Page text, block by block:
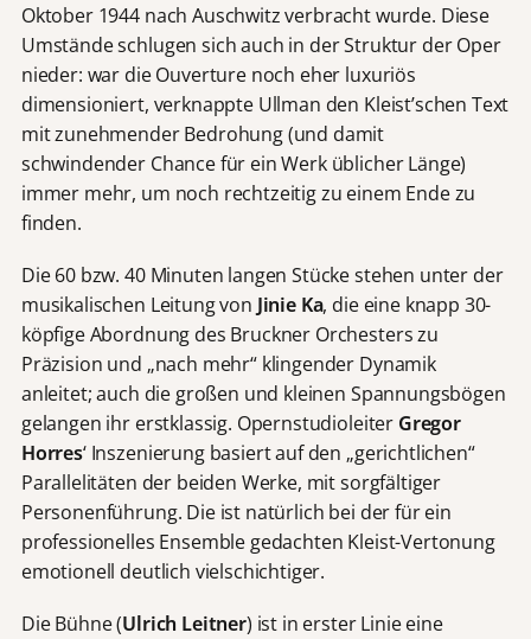
Oktober 1944 nach Auschwitz verbracht wurde. Diese
Umstände schlugen sich auch in der Struktur der Oper
nieder: war die Ouverture noch eher luxuriös
dimensioniert, verknappte Ullman den Kleist’schen Text
mit zunehmender Bedrohung (und damit
schwindender Chance für ein Werk üblicher Länge)
immer mehr, um noch rechtzeitig zu einem Ende zu
finden.
Die 60 bzw. 40 Minuten langen Stücke stehen unter der
musikalischen Leitung von Jinie Ka, die eine knapp 30-
köpfige Abordnung des Bruckner Orchesters zu
Präzision und „nach mehr“ klingender Dynamik
anleitet; auch die großen und kleinen Spannungsbögen
gelangen ihr erstklassig. Opernstudioleiter Gregor
Horres‘ Inszenierung basiert auf den „gerichtlichen“
Parallelitäten der beiden Werke, mit sorgfältiger
Personenführung. Die ist natürlich bei der für ein
professionelles Ensemble gedachten Kleist-Vertonung
emotionell deutlich vielschichtiger.
Die Bühne (Ulrich Leitner) ist in erster Linie eine